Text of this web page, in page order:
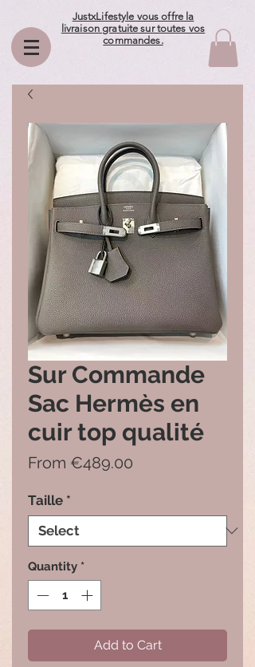
JustxLifestyle vous offre la
livraison gratuite sur toutes vos
commandes.
Sur Commande
Sac Hermès en
cuir top qualité
From €489.00
Taille *
Quantity *
Add to Cart